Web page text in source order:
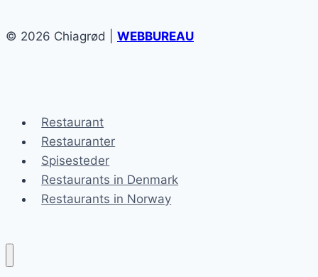
© 2026 Chiagrød | WEBBUREAU
Restaurant
Restauranter
Spisesteder
Restaurants in Denmark
Restaurants in Norway